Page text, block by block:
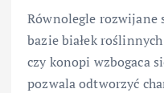
Równolegle rozwijane
bazie białek
czy konopi wzbogaca
pozwala odtworzyć